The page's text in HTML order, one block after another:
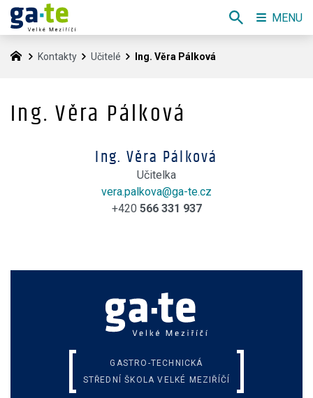
Kontakty Učitelé Ing. Věra Pálková
Ing. Věra Pálková
Ing. Věra Pálková
Učitelka
vera.palkova@ga-te.cz
+420 566 331 937
GASTRO-TECHNICKÁ
STŘEDNÍ ŠKOLA VELKÉ MEZIŘÍČÍ
MENU